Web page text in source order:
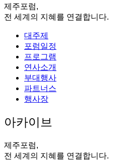
제주포럼,
전 세계의 지혜를 연결합니다.
대주제
포럼일정
프로그램
연사소개
부대행사
파트너스
행사장
아카이브
제주포럼,
전 세계의 지혜를 연결합니다.